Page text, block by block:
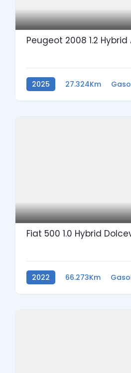
Peugeot 2008 1.2
2025 27.324Km
Fiat 500 1.0 Hybrid
2022 66.273Km